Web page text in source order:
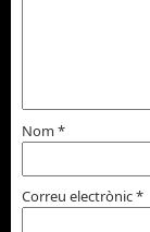
Nom *
Correu electrònic*